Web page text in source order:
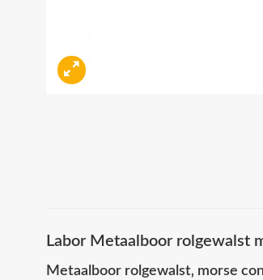
Labor Metaalboor rolgewalst
Metaalboor rolgewalst‚ morse